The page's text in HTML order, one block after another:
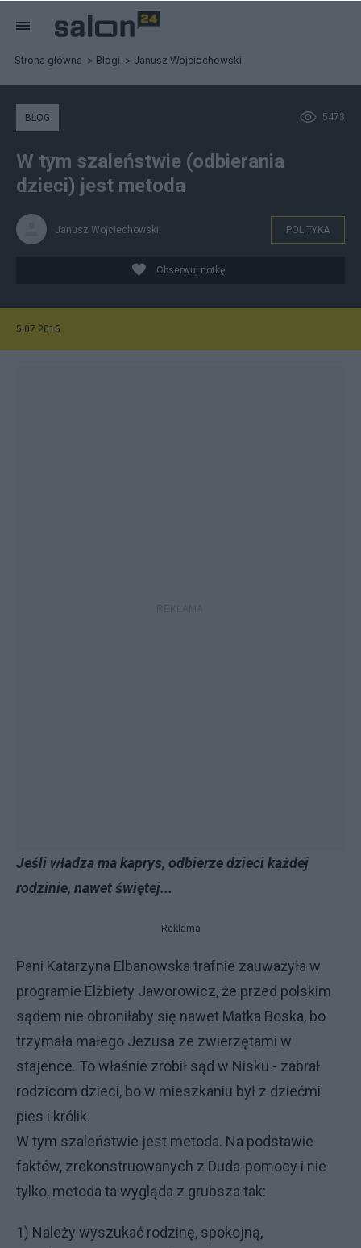
Strona główna Blogi Janusz Wojciechowski
5473
BLOG
W tym szaleństwie (odbierania
dzieci) jest metoda
Janusz Wojciechowski POLITYKA
Obserwuj notkę
5.07.2015
Jeśli władza ma kaprys, odbierze dzieci każdej
rodzinie, nawet świętej...
Reklama
Pani Katarzyna Elbanowska trafnie zauważyła w
programie Elżbiety Jaworowicz, że przed polskim
sądem nie obroniłaby się nawet Matka Boska, bo
trzymała małego Jezusa ze zwierzętami w
stajence. To właśnie zrobił sąd w Nisku - zabrał
rodzicom dzieci, bo w mieszkaniu był z dziećmi
pies i królik.
W tym szaleństwie jest metoda. Na podstawie
faktów, zrekonstruowanych z Duda-pomocy i nie
tylko, metoda ta wygląda z grubsza tak:
1) Należy wyszukać rodzinę, spokojną,